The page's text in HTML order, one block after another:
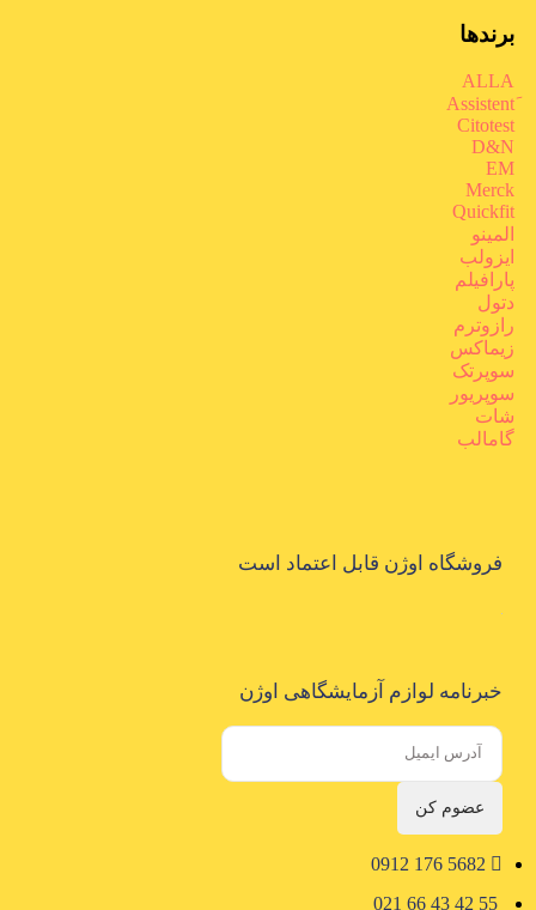
برندها
ALLA
Citotest
D&N
EM
Merck
Quickfit
المینو
ایزولب
پارافیلم
دتول
رازوترم
زیماکس
سوپرتک
سوپریور
شات
گامالب
فروشگاه اوژن قابل اعتماد است
خبرنامه لوازم آزمایشگاهی اوژن
عضوم کن
5682 176 0912
55 42 43 66 021